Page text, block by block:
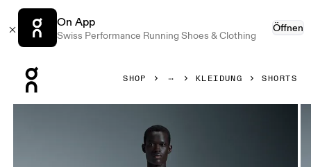
On App
Swiss Performance Running Shoes & Clothing
Öffnen
SHOP KLEIDUNG SHORTS